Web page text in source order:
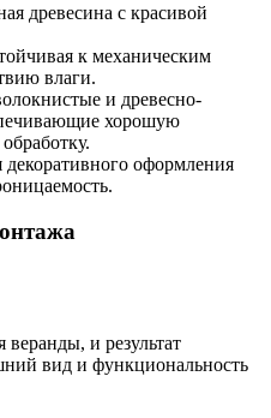
древесина с красивой
к механическим
влаги.
и древесно-
хорошую
декоративного оформления
и результат
вид и функциональность